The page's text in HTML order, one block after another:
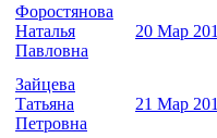
Форостянова
Наталья
Павловна
20 Мар
Зайцева
Татьяна
Петровна
21 Мар